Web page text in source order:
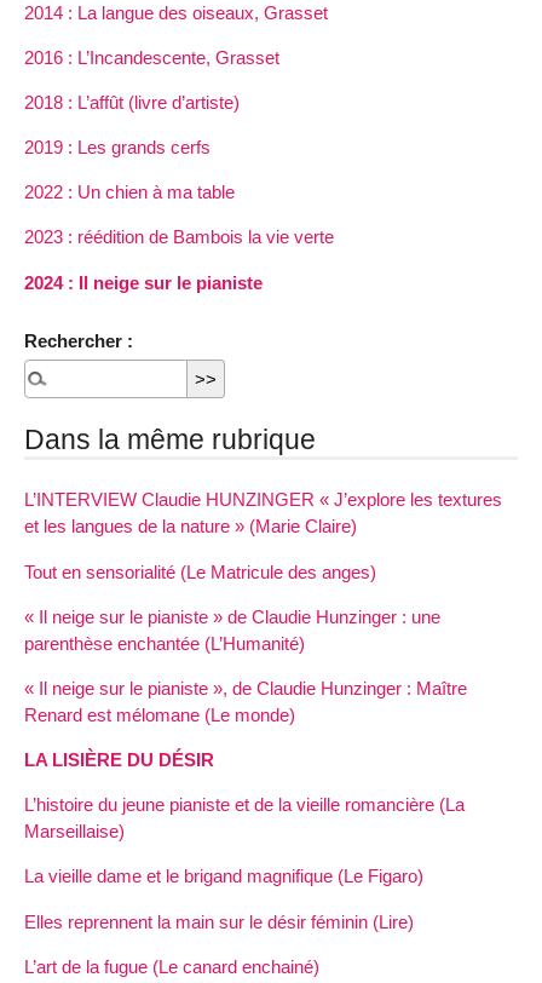
2014 : La langue des oiseaux, Grasset
2016 : L’Incandescente, Grasset
2018 : L’affût (livre d’artiste)
2019 : Les grands cerfs
2022 : Un chien à ma table
2023 : réédition de Bambois la vie verte
2024 : Il neige sur le pianiste
Rechercher :
Dans la même rubrique
L’INTERVIEW Claudie HUNZINGER « J’explore les textures
et les langues de la nature » (Marie Claire)
Tout en sensorialité (Le Matricule des anges)
« Il neige sur le pianiste » de Claudie Hunzinger : une
parenthèse enchantée (L’Humanité)
« Il neige sur le pianiste », de Claudie Hunzinger : Maître
Renard est mélomane (Le monde)
LA LISIÈRE DU DÉSIR
L’histoire du jeune pianiste et de la vieille romancière (La
Marseillaise)
La vieille dame et le brigand magnifique (Le Figaro)
Elles reprennent la main sur le désir féminin (Lire)
L’art de la fugue (Le canard enchainé)